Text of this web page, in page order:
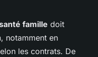
famille doit
notamment en
les contrats. De